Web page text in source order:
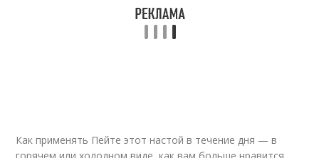
Как применять Пейте этот настой в течение дня — в